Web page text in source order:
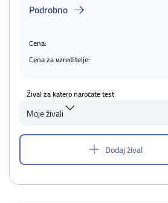
Podrobno
Cena:
Cena za vzreditelje:
Žival za katero naročate test
Moje živali
Dodaj žival